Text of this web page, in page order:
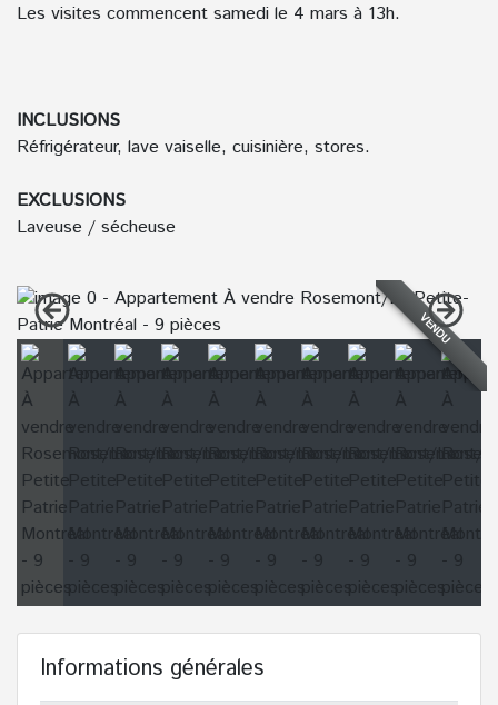
Les visites commencent samedi le 4 mars à 13h.
INCLUSIONS
Réfrigérateur, lave vaiselle, cuisinière, stores.
EXCLUSIONS
Laveuse / sécheuse
VENDU
Informations générales